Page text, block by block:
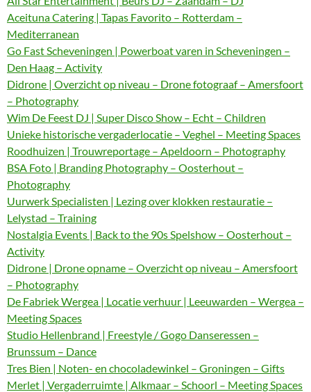
Aceituna Catering | Tapas Favorito – Rotterdam –
Mediterranean
Go Fast Scheveningen | Powerboat varen in Scheveningen –
Den Haag – Activity
Didrone | Overzicht op niveau – Drone fotograaf – Amersfoort
– Photography
Wim De Feest DJ | Super Disco Show – Echt – Children
Unieke historische vergaderlocatie – Veghel – Meeting Spaces
Roodhuizen | Trouwreportage – Apeldoorn – Photography
BSA Foto | Branding Photography – Oosterhout –
Photography
Uurwerk Specialisten | Lezing over klokken restauratie –
Lelystad – Training
Nostalgia Events | Back to the 90s Spelshow – Oosterhout –
Activity
Didrone | Drone opname – Overzicht op niveau – Amersfoort
– Photography
De Fabriek Wergea | Locatie verhuur | Leeuwarden – Wergea –
Meeting Spaces
Studio Hellenbrand | Freestyle / Gogo Danseressen –
Brunssum – Dance
Tres Bien | Noten- en chocoladewinkel – Groningen – Gifts
Merlet | Vergaderruimte | Alkmaar – Schoorl – Meeting Spaces